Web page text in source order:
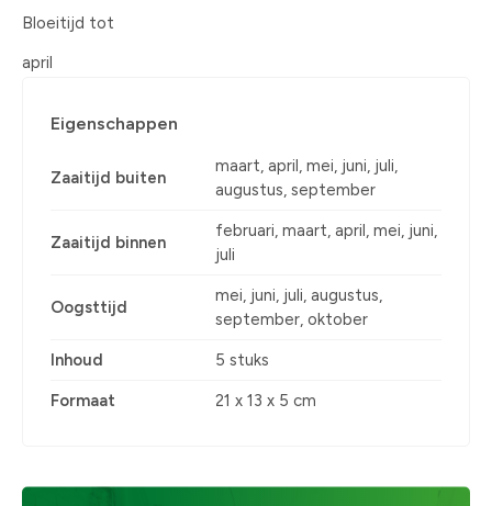
Bloeitijd tot
april
Eigenschappen
Zaaitijd buiten
maart, april, mei, juni, juli,
augustus, september
Zaaitijd binnen
februari, maart, april, mei, juni,
juli
Oogsttijd
mei, juni, juli, augustus,
september, oktober
Inhoud 5 stuks
Formaat 21 x 13 x 5 cm